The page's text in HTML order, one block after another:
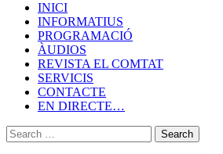
INICI
INFORMATIUS
PROGRAMACIÓ
ÀUDIOS
REVISTA EL COMTAT
SERVICIS
CONTACTE
EN DIRECTE…